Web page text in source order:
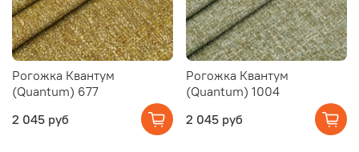
Рогожка Квантум
(Quantum) 677
2 045 руб
Рогожка Квантум
(Quantum) 1004
2 045 руб